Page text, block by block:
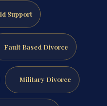
Support
Fault Based Divorce
Military Divorce